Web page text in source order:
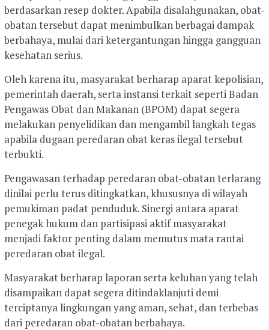
berdasarkan resep dokter. Apabila disalahgunakan, obat-
obatan tersebut dapat menimbulkan berbagai dampak
berbahaya, mulai dari ketergantungan hingga gangguan
kesehatan serius.
Oleh karena itu, masyarakat berharap aparat kepolisian,
pemerintah daerah, serta instansi terkait seperti Badan
Pengawas Obat dan Makanan (BPOM) dapat segera
melakukan penyelidikan dan mengambil langkah tegas
apabila dugaan peredaran obat keras ilegal tersebut
terbukti.
Pengawasan terhadap peredaran obat-obatan terlarang
dinilai perlu terus ditingkatkan, khususnya di wilayah
pemukiman padat penduduk. Sinergi antara aparat
penegak hukum dan partisipasi aktif masyarakat
menjadi faktor penting dalam memutus mata rantai
peredaran obat ilegal.
Masyarakat berharap laporan serta keluhan yang telah
disampaikan dapat segera ditindaklanjuti demi
terciptanya lingkungan yang aman, sehat, dan terbebas
dari peredaran obat-obatan berbahaya.